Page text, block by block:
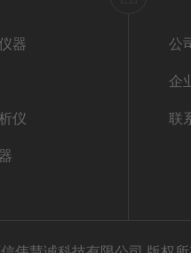
器
仪
公
企
联